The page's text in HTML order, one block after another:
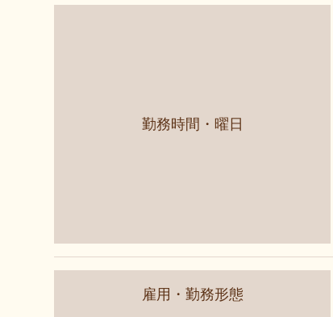
勤務時間・曜日
雇用・勤務形態